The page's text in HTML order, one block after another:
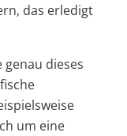
das erledigt
genau dieses
um eine